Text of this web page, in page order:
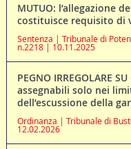
MUTUO: l’allegazione
costituisce requisito di
Sentenza | Tribunale di
n.2218 | 10.11.2025
PEGNO IRREGOLARE
assegnabili solo nei
dell’escussione della
Ordinanza | Tribunale di
12.02.2026